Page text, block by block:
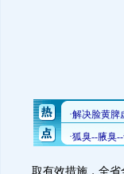
取有效措施，全